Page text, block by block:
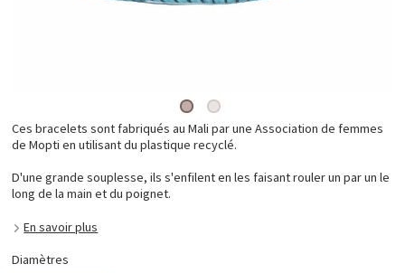
Ces bracelets sont fabriqués au Mali par une Association de femmes
de Mopti en utilisant du plastique recyclé.
D'une grande souplesse, ils s'enfilent en les faisant rouler un par un le
long de la main et du poignet.
En savoir plus
Diamètres